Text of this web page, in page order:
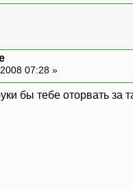
07:28 »
бы тебе оторвать за